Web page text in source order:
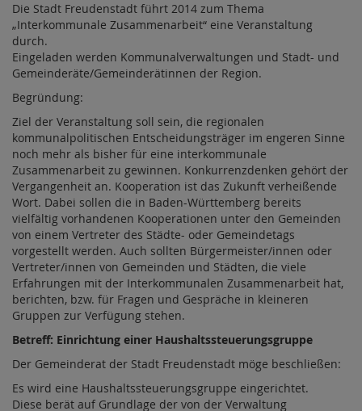
Die Stadt Freudenstadt führt 2014 zum Thema
„Interkommunale Zusammenarbeit“ eine Veranstaltung
durch.
Eingeladen werden Kommunalverwaltungen und Stadt- und
Gemeinderäte/Gemeinderätinnen der Region.
Begründung:
Ziel der Veranstaltung soll sein, die regionalen
kommunalpolitischen Entscheidungsträger im engeren Sinne
noch mehr als bisher für eine interkommunale
Zusammenarbeit zu gewinnen. Konkurrenzdenken gehört der
Vergangenheit an. Kooperation ist das Zukunft verheißende
Wort. Dabei sollen die in Baden-Württemberg bereits
vielfältig vorhandenen Kooperationen unter den Gemeinden
von einem Vertreter des Städte- oder Gemeindetags
vorgestellt werden. Auch sollten Bürgermeister/innen oder
Vertreter/innen von Gemeinden und Städten, die viele
Erfahrungen mit der Interkommunalen Zusammenarbeit hat,
berichten, bzw. für Fragen und Gespräche in kleineren
Gruppen zur Verfügung stehen.
Betreff: Einrichtung einer Haushaltssteuerungsgruppe
Der Gemeinderat der Stadt Freudenstadt möge beschließen:
Es wird eine Haushaltssteuerungsgruppe eingerichtet.
Diese berät auf Grundlage der von der Verwaltung